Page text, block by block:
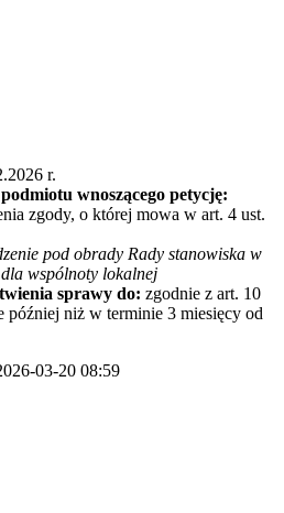
r.
wnoszącego petycję:
zgody, o której mowa w art. 4 ust.
pod obrady Rady stanowiska w
wspólnoty lokalnej
sprawy do: zgodnie z art. 10
później niż w terminie 3 miesięcy od
03-20 08:59